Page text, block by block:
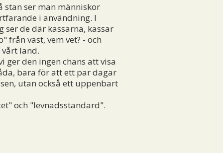
stan ser man människor
i användning. I
de där kassarna, kassar
från väst, vem vet? - och
land.
den ingen chans att visa
bara för att ett par dagar
utan också ett uppenbart
och "levnadsstandard".